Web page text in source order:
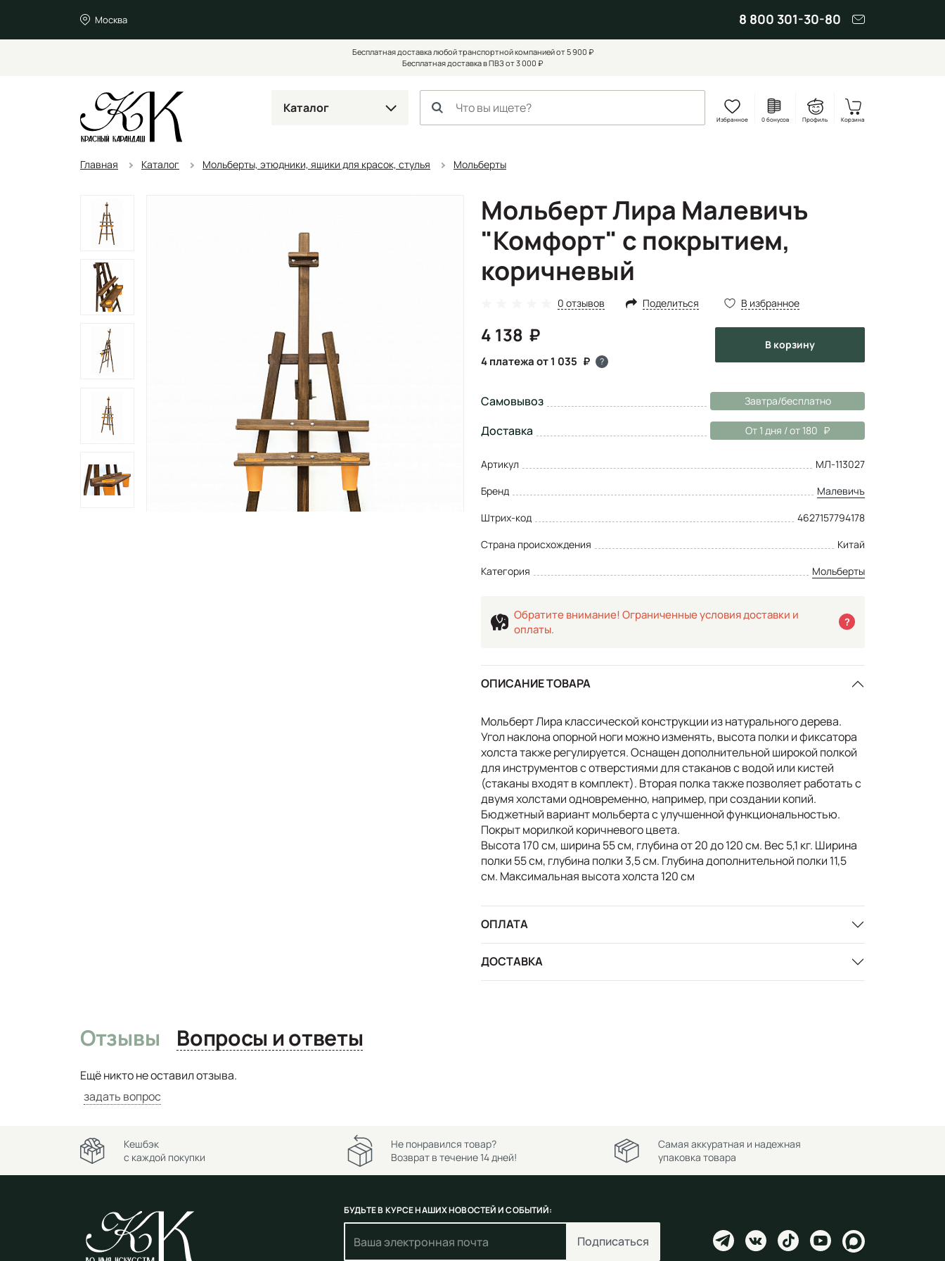
Москва 8 800 301-30-80
Бесплатная доставка любой транспортной компанией от 5 900 ₽
Бесплатная доставка в ПВЗ от 3 000 ₽
Каталог
Избранное 0 бонусов Профиль Корзина
Главная Каталог Мольберты, этюдники, ящики для красок, стулья Мольберты
Мольберт Лира Малевичъ
"Комфорт" с покрытием,
коричневый
0 отзывов Поделиться В избранное
4 138
4 платежа от 1 035 ?
в корзину
Самовывоз Завтра/бесплатно
Доставка От 1 дня / от 180
Артикул
МЛ-113027
Бренд
Малевичъ
Штрих-код
4627157794178
Страна происхождения
Китай
Категория
Мольберты
Обратите внимание! Ограниченные условия доставки и
оплаты.
?
ОПИСАНИЕ ТОВАРА
Мольберт Лира классической конструкции из натурального дерева.
Угол наклона опорной ноги можно изменять, высота полки и фиксатора
холста также регулируется. Оснащен дополнительной широкой полкой
для инструментов с отверстиями для стаканов с водой или кистей
(стаканы входят в комплект). Вторая полка также позволяет работать с
двумя холстами одновременно, например, при создании копий.
Бюджетный вариант мольберта с улучшенной функциональностью.
Покрыт морилкой коричневого цвета.
Высота 170 см, ширина 55 см, глубина от 20 до 120 см. Вес 5,1 кг. Ширина
полки 55 см, глубина полки 3,5 см. Глубина дополнительной полки 11,5
см. Максимальная высота холста 120 см
ОПЛАТА
ДОСТАВКА
Отзывы Вопросы и ответы
Ещё никто не оставил отзыва.
задать вопрос
Кешбэк
с каждой покупки
Не понравился товар?
Возврат в течение 14 дней!
Самая аккуратная и надежная
упаковка товара
БУДЬТЕ В КУРСЕ НАШИХ НОВОСТЕЙ И СОБЫТИЙ:
Подписаться